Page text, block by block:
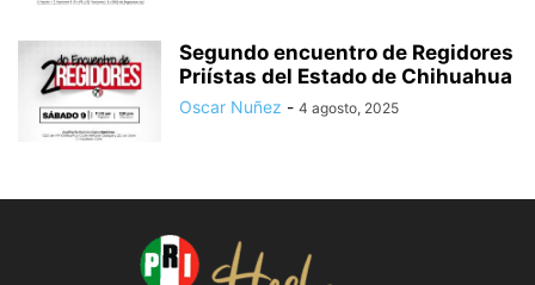
Segundo encuentro de Regidores
Priístas del Estado de Chihuahua
Oscar Nuñez - 4 agosto, 2025